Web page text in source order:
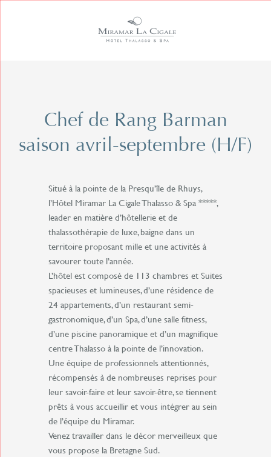
Chef de Rang Barman
saison avril-septembre (H/F)
Situé à la pointe de la Presqu’île de Rhuys,
l’Hôtel Miramar La Cigale Thalasso & Spa *****,
leader en matière d’hôtellerie et de
thalassothérapie de luxe, baigne dans un
territoire proposant mille et une activités à
savourer toute l’année.
L’hôtel est composé de 113 chambres et Suites
spacieuses et lumineuses, d’une résidence de
24 appartements, d’un restaurant semi-
gastronomique, d’un Spa, d’une salle fitness,
d’une piscine panoramique et d’un magnifique
centre Thalasso à la pointe de l’innovation.
Une équipe de professionnels attentionnés,
récompensés à de nombreuses reprises pour
leur savoir-faire et leur savoir-être, se tiennent
prêts à vous accueillir et vous intégrer au sein
de l’équipe du Miramar.
Venez travailler dans le décor merveilleux que
vous propose la Bretagne Sud.